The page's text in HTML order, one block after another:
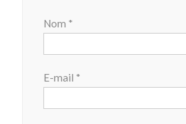
Nom *
E-mail *